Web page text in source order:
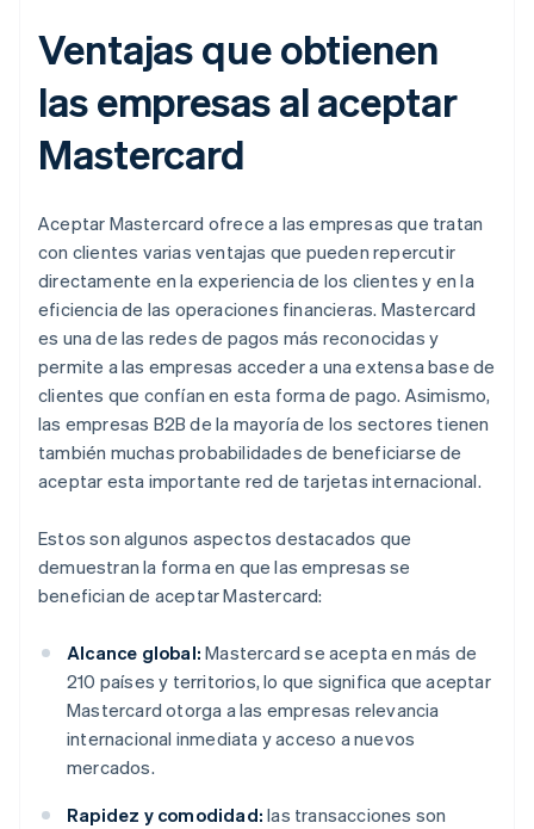
Ventajas que obtienen
las empresas al aceptar
Mastercard
Aceptar Mastercard ofrece a las empresas que tratan
con clientes varias ventajas que pueden repercutir
directamente en la experiencia de los clientes y en la
eficiencia de las operaciones financieras. Mastercard
es una de las redes de pagos más reconocidas y
permite a las empresas acceder a una extensa base de
clientes que confían en esta forma de pago. Asimismo,
las empresas B2B de la mayoría de los sectores tienen
también muchas probabilidades de beneficiarse de
aceptar esta importante red de tarjetas internacional.
Estos son algunos aspectos destacados que
demuestran la forma en que las empresas se
benefician de aceptar Mastercard:
Alcance global: Mastercard se acepta en más de
210 países y territorios, lo que significa que aceptar
Mastercard otorga a las empresas relevancia
internacional inmediata y acceso a nuevos
mercados.
Rapidez y comodidad: las transacciones son